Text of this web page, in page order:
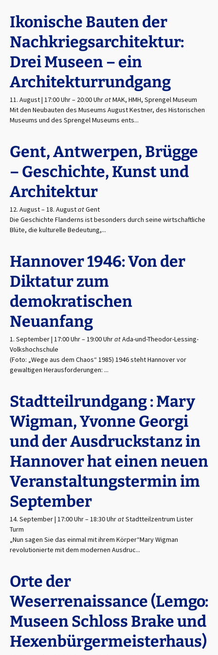
Ikonische Bauten der
Nachkriegsarchitektur:
Drei Museen – ein
Architekturrundgang
11. August | 17:00 Uhr– 20:00 UhratMAK, HMH, Sprengel Museum
Mit den Neubauten des Museums August Kestner, des Historischen
Museums und des Sprengel Museums ents...
Gent, Antwerpen, Brügge
– Geschichte, Kunst und
Architektur
12. August–18. AugustatGent
Die Geschichte Flanderns ist besonders durch seine wirtschaftliche
Blüte, die kulturelle Bedeutung,...
Hannover 1946: Von der
Diktatur zum
demokratischen
Neuanfang
1. September | 17:00 Uhr–19:00 UhratAda-und-Theodor-Lessing-
Volkshochschule
(Foto: „Wege aus dem Chaos“ 1985) 1946 steht Hannover vor
gewaltigen Herausforderungen: ...
Stadtteilrundgang : Mary
Wigman, Yvonne Georgi
und der Ausdruckstanz in
Hannover hat einen neuen
Veranstaltungstermin im
September
14. September | 17:00 Uhr–18:30 UhratStadtteilzentrum Lister
Turm
„Nun sagen Sie das einmal mit ihrem Körper“Mary Wigman
revolutionierte mit dem modernen Ausdruc...
Orte der
Weserrenaissance (Lemgo:
Museen Schloss Brake und
Hexenbürgermeisterhaus)